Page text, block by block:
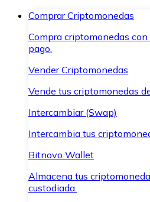
Comprar Criptomonedas
Compra criptomonedas
pago.
Vender Criptomonedas
Vende tus criptomonedas
Intercambiar (Swap)
Intercambia tus
Bitnovo Wallet
Almacena tus
custodiada.